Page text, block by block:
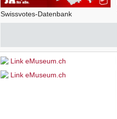
Swissvotes-Datenbank
Link eMuseum.ch
Link eMuseum.ch